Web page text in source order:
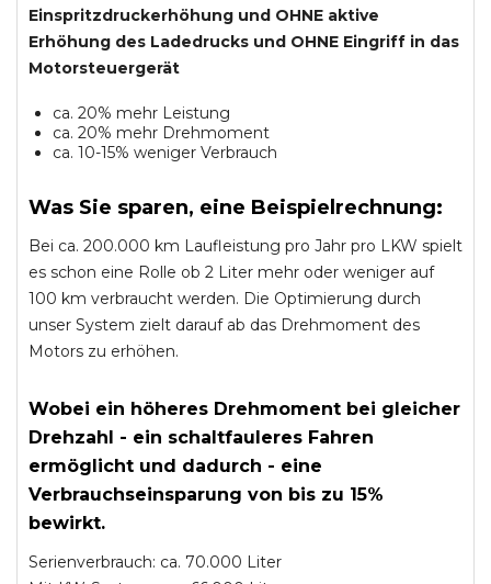
Einspritzdruckerhöhung und OHNE aktive
Erhöhung des Ladedrucks und OHNE Eingriff in das
Motorsteuergerät
ca. 20% mehr Leistung
ca. 20% mehr Drehmoment
ca. 10-15% weniger Verbrauch
Was Sie sparen, eine Beispielrechnung:
Bei ca. 200.000 km Laufleistung pro Jahr pro LKW spielt
es schon eine Rolle ob 2 Liter mehr oder weniger auf
100 km verbraucht werden. Die Optimierung durch
unser System zielt darauf ab das Drehmoment des
Motors zu erhöhen.
Wobei ein höheres Drehmoment bei gleicher
Drehzahl - ein schaltfauleres Fahren
ermöglicht und dadurch - eine
Verbrauchseinsparung von bis zu 15%
bewirkt.
Serienverbrauch: ca. 70.000 Liter